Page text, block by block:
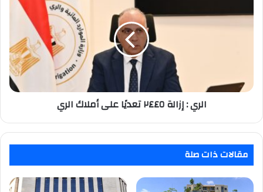
إزالة
٢٤٤٥
الري
الري : إزالة ٢٤٤٥ تعديًا على أملاك الري
مقالات ذات صلة